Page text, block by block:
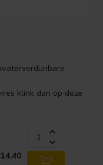
klink dan op deze